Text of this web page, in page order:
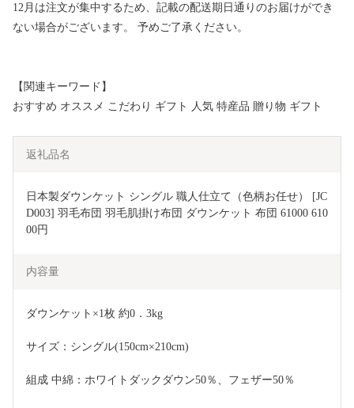
12月は注文が集中するため、記載の配送期日通りのお届けができ
ない場合がございます。 予めご了承ください。
【関連キーワード】
おすすめ オススメ こだわり ギフト 人気 特産品 贈り物 ギフト
返礼品名
日本製ダウンケット シングル 職人仕立て（色柄お任せ） [JC
D003] 羽毛布団 羽毛肌掛け布団 ダウンケット 布団 61000 610
00円
内容量
ダウンケット×1枚 約0．3kg
サイズ：シングル(150cm×210cm)
組成 中綿：ホワイトダックダウン50％、フェザー50％